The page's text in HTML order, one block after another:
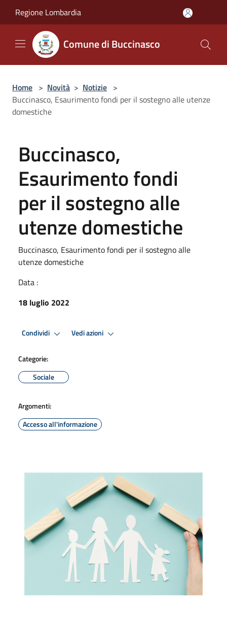
Regione Lombardia
Comune di Buccinasco
Home > Novità > Notizie >
Buccinasco, Esaurimento fondi per il sostegno alle utenze
domestiche
Buccinasco,
Esaurimento fondi
per il sostegno alle
utenze domestiche
Buccinasco, Esaurimento fondi per il sostegno alle
utenze domestiche
Data :
18 luglio 2022
Condividi Vedi azioni
Categorie:
Sociale
Argomenti:
Accesso all'informazione